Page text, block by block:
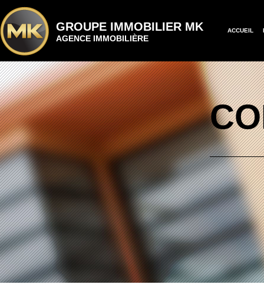
GROUPE IMMOBILIER MK
AGENCE IMMOBILIÈRE
ACCUEIL